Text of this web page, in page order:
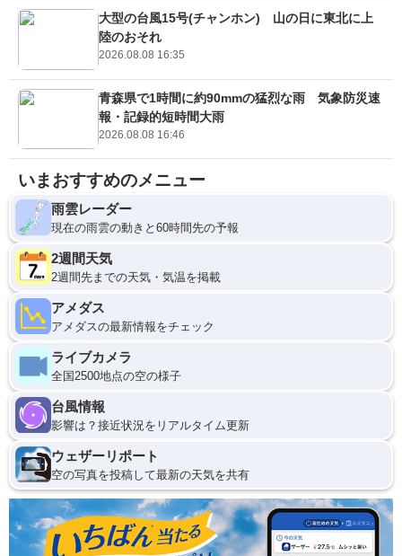
大型の台風15号(チャンホン) 山の日に東北に上
陸のおそれ
2026.08.08 16:35
青森県で1時間に約90mmの猛烈な雨 気象防災速
報・記録的短時間大雨
2026.08.08 16:46
いまおすすめのメニュー
雨雲レーダー
現在の雨雲の動きと60時間先の予報
2週間天気
2週間先までの天気・気温を掲載
アメダス
アメダスの最新情報をチェック
ライブカメラ
全国2500地点の空の様子
台風情報
影響は？接近状況をリアルタイム更新
ウェザーリポート
空の写真を投稿して最新の天気を共有